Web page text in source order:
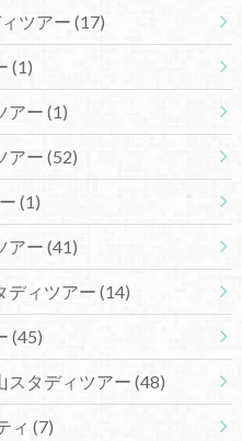
ツアー (17)
(1)
アー (1)
アー (52)
(1)
アー (41)
ディツアー (14)
(45)
スタディツアー (48)
ィ (7)